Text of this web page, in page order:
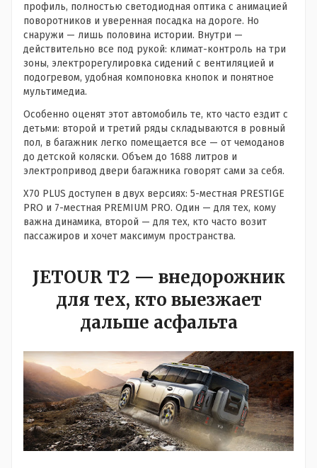
профиль, полностью светодиодная оптика с анимацией
поворотников и уверенная посадка на дороге. Но
снаружи — лишь половина истории. Внутри —
действительно все под рукой: климат-контроль на три
зоны, электрорегулировка сидений с вентиляцией и
подогревом, удобная компоновка кнопок и понятное
мультимедиа.
Особенно оценят этот автомобиль те, кто часто ездит с
детьми: второй и третий ряды складываются в ровный
пол, в багажник легко помещается все — от чемоданов
до детской коляски. Объем до 1688 литров и
электропривод двери багажника говорят сами за себя.
X70 PLUS доступен в двух версиях: 5-местная PRESTIGE
PRO и 7-местная PREMIUM PRO. Один — для тех, кому
важна динамика, второй — для тех, кто часто возит
пассажиров и хочет максимум пространства.
JETOUR T2 — внедорожник
для тех, кто выезжает
дальше асфальта